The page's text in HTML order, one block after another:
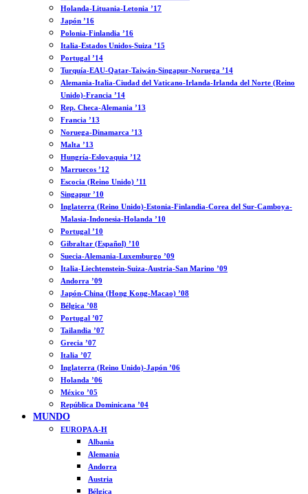
Holanda-Lituania-Letonia ’17
Japón ’16
Polonia-Finlandia ’16
Italia-Estados Unidos-Suiza ’15
Portugal ’14
Turquía-EAU-Qatar-Taiwán-Singapur-Noruega ’14
Alemania-Italia-Ciudad del Vaticano-Irlanda-Irlanda del Norte (Reino
Unido)-Francia ’14
Rep. Checa-Alemania ’13
Francia ’13
Noruega-Dinamarca ’13
Malta ’13
Hungría-Eslovaquia ’12
Marruecos ’12
Escocia (Reino Unido) ’11
Singapur ’10
Inglaterra (Reino Unido)-Estonia-Finlandia-Corea del Sur-Camboya-
Malasia-Indonesia-Holanda ’10
Portugal ’10
Gibraltar (Español) ’10
Suecia-Alemania-Luxemburgo ’09
Italia-Liechtenstein-Suiza-Austria-San Marino ’09
Andorra ’09
Japón-China (Hong Kong-Macao) ’08
Bélgica ’08
Portugal ’07
Tailandia ’07
Grecia ’07
Italia ’07
Inglaterra (Reino Unido)-Japón ’06
Holanda ’06
México ’05
República Dominicana ’04
MUNDO
EUROPA A-H
Albania
Alemania
Andorra
Austria
Bélgica